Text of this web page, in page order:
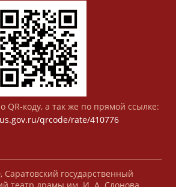
QR-коду, а так же по прямой ссылке:
qrcode/rate/410776
Саратовский государственный